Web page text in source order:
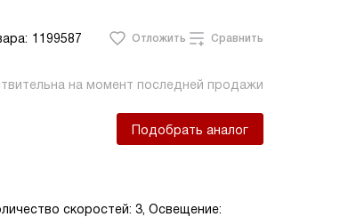
1199587 Отложить Сравнить
на момент последней продажи
Подобрать аналог
скоростей: 3, Освещение: